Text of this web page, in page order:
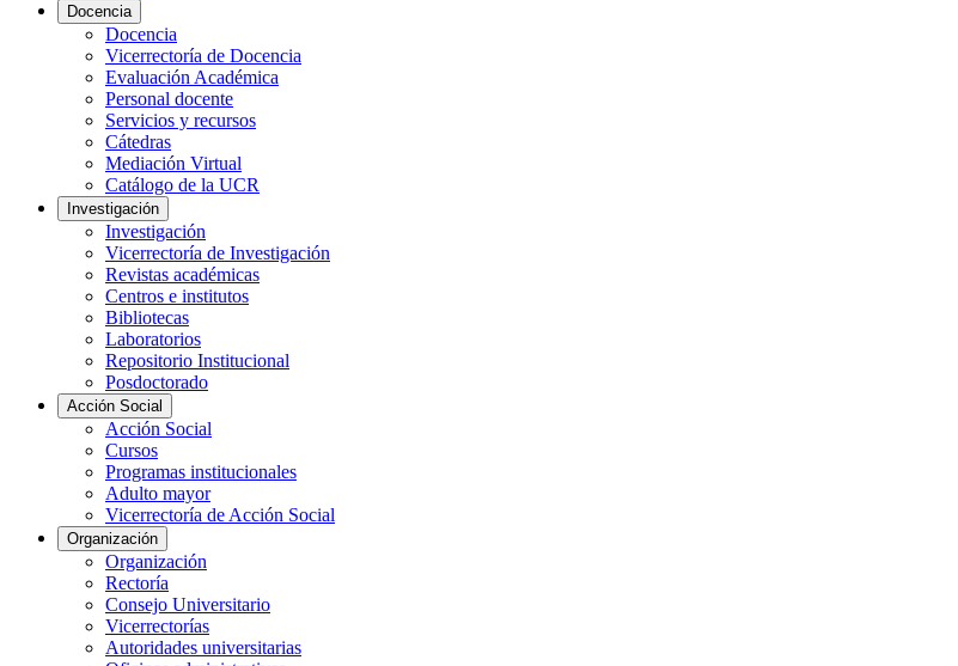
Docencia
Docencia
Vicerrectoría de Docencia
Evaluación Académica
Personal docente
Servicios y recursos
Cátedras
Mediación Virtual
Catálogo de la UCR
Investigación
Investigación
Vicerrectoría de Investigación
Revistas académicas
Centros e institutos
Bibliotecas
Laboratorios
Repositorio Institucional
Posdoctorado
Acción Social
Acción Social
Cursos
Programas institucionales
Adulto mayor
Vicerrectoría de Acción Social
Organización
Organización
Rectoría
Consejo Universitario
Vicerrectorías
Autoridades universitarias